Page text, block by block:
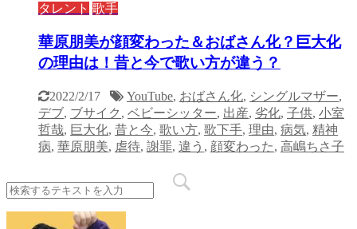
タレント 歌手
華原朋美が顔変わった＆おばさん化？巨大化
の理由は！昔と今で歌い方が違う？
2022/2/17 YouTube, おばさん化, シングルマザー,
デブ, ブサイク , ベビーシッター, 出産, 劣化, 子供, 小室
哲哉, 巨大化, 昔と今, 歌い方, 歌下手, 理由, 病気, 精神
病, 華原朋美, 虐待, 謝罪, 違う , 顔変わった, 高嶋ちさ子